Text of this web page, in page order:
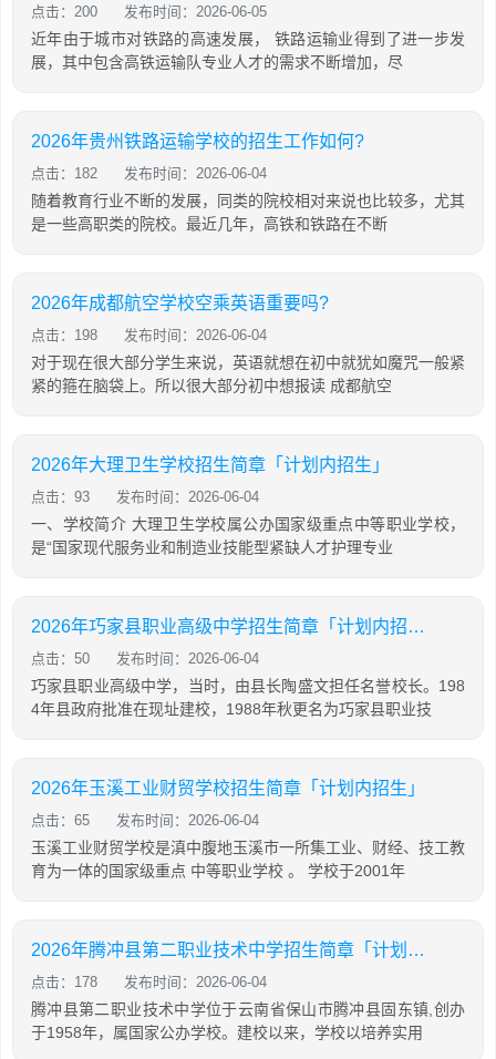
点击：200 发布时间：2026-06-05
近年由于城市对铁路的高速发展， 铁路运输业得到了进一步发
展，其中包含高铁运输队专业人才的需求不断增加，尽
2026年贵州铁路运输学校的招生工作如何?
点击：182 发布时间：2026-06-04
随着教育行业不断的发展，同类的院校相对来说也比较多，尤其
是一些高职类的院校。最近几年，高铁和铁路在不断
2026年成都航空学校空乘英语重要吗?
点击：198 发布时间：2026-06-04
对于现在很大部分学生来说，英语就想在初中就犹如魔咒一般紧
紧的箍在脑袋上。所以很大部分初中想报读 成都航空
2026年大理卫生学校招生简章「计划内招生」
点击：93 发布时间：2026-06-04
一、学校简介 大理卫生学校属公办国家级重点中等职业学校，
是“国家现代服务业和制造业技能型紧缺人才护理专业
2026年巧家县职业高级中学招生简章「计划内招生」
点击：50 发布时间：2026-06-04
巧家县职业高级中学，当时，由县长陶盛文担任名誉校长。198
4年县政府批准在现址建校，1988年秋更名为巧家县职业技
2026年玉溪工业财贸学校招生简章「计划内招生」
点击：65 发布时间：2026-06-04
玉溪工业财贸学校是滇中腹地玉溪市一所集工业、财经、技工教
育为一体的国家级重点 中等职业学校 。 学校于2001年
2026年腾冲县第二职业技术中学招生简章「计划内招生」
点击：178 发布时间：2026-06-04
腾冲县第二职业技术中学位于云南省保山市腾冲县固东镇,创办
于1958年，属国家公办学校。建校以来，学校以培养实用